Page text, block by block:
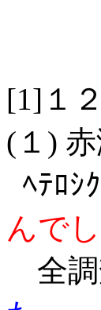
[1]１
(１)
ﾍﾃﾛｼ
んでし
全